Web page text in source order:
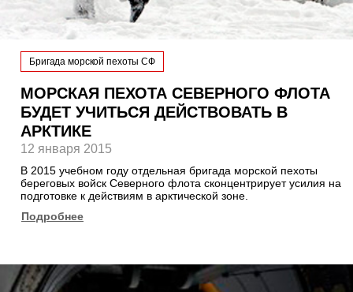
Бригада морской пехоты СФ
МОРСКАЯ ПЕХОТА СЕВЕРНОГО ФЛОТА
БУДЕТ УЧИТЬСЯ ДЕЙСТВОВАТЬ В
АРКТИКЕ
12 января 2015
В 2015 учебном году отдельная бригада морской пехоты
береговых войск Северного флота сконцентрирует усилия на
подготовке к действиям в арктической зоне.
Подробнее